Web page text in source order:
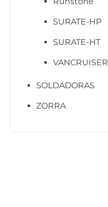
SURATE-HP
SURATE-HT
VANCRUISER
SOLDADORAS
ZORRA